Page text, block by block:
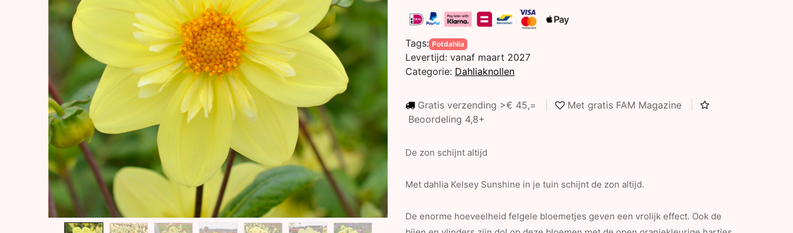
Tags: Potdahlia
Levertijd: vanaf maart 2027
Categorie: Dahliaknollen
Gratis verzending >€ 45,=
Met gratis FAM Magazine
Beoordeling 4,8+
De zon schijnt altijd
Met dahlia Kelsey Sunshine in je tuin schijnt de zon altijd.
De enorme hoeveelheid felgele bloemetjes geven een vrolijk effect. Ook de